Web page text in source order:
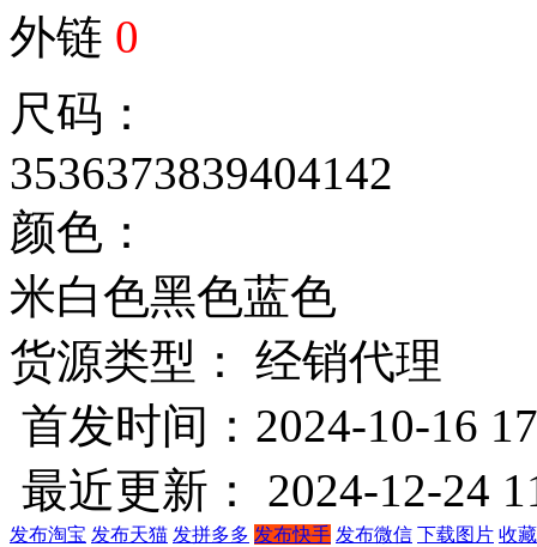
外链 0
尺码：
3536373839404142
颜色：
米白色黑色蓝色
货源类型： 经销代理
首发时间：2024-10-16
最近更新： 2024-12-24
发布淘宝 发布天猫 发拼多多 发布快手 发布微信 下载图片 收